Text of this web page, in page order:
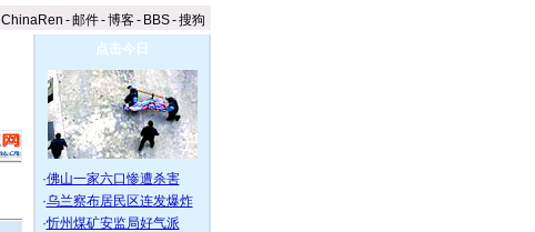
ChinaRen -邮件-博客- BBS-搜狗
点击今日
·佛山一家六口惨遭杀害
·乌兰察布居民区连发爆炸
·忻州煤矿安监局好气派